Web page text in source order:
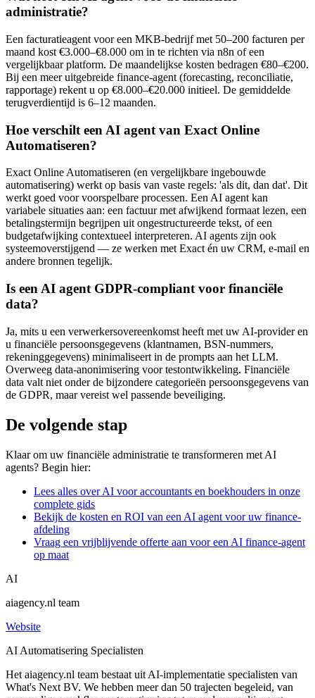
administratie?
Een facturatieagent voor een MKB-bedrijf met 50–200 facturen per
maand kost €3.000–€8.000 om in te richten via n8n of een
vergelijkbaar platform. De maandelijkse kosten bedragen €80–€200.
Bij een meer uitgebreide finance-agent (forecasting, reconciliatie,
rapportage) rekent u op €8.000–€20.000 initieel. De gemiddelde
terugverdientijd is 6–12 maanden.
Hoe verschilt een AI agent van Exact Online
Automatiseren?
Exact Online Automatiseren (en vergelijkbare ingebouwde
automatisering) werkt op basis van vaste regels: 'als dit, dan dat'. Dit
werkt goed voor voorspelbare processen. Een AI agent kan
variabele situaties aan: een factuur met afwijkend formaat lezen, een
betalingstermijn begrijpen uit ongestructureerde tekst, of een
budgetafwijking contextueel interpreteren. AI agents zijn ook
systeemoverstijgend — ze werken met Exact én uw CRM, e-mail en
andere bronnen tegelijk.
Is een AI agent GDPR-compliant voor financiële
data?
Ja, mits u een verwerkersovereenkomst heeft met uw AI-provider en
u financiële persoonsgegevens (klantnamen, BSN-nummers,
rekeninggegevens) minimaliseert in de prompts aan het LLM.
Overweeg data-anonimisering voor testontwikkeling. Financiële
data valt niet onder de bijzondere categorieën persoonsgegevens van
de GDPR, maar vereist wel passende beveiliging.
De volgende stap
Klaar om uw financiële administratie te transformeren met AI
agents? Begin hier:
Lees alles over AI voor accountants en boekhouders in onze
complete gids
Bekijk de kosten en ROI van een AI agent voor uw finance-
afdeling
Vraag een vrijblijvende offerte aan voor een AI finance-agent
op maat
AI
aiagency.nl team
Website
AI Automatisering Specialisten
Het aiagency.nl team bestaat uit AI-implementatie specialisten van
What's Next BV. We hebben meer dan 50 trajecten begeleid, van